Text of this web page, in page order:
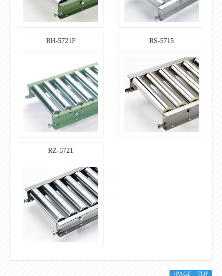
RH-5721P RS-5715
RZ-5721
↑PAGE TOP